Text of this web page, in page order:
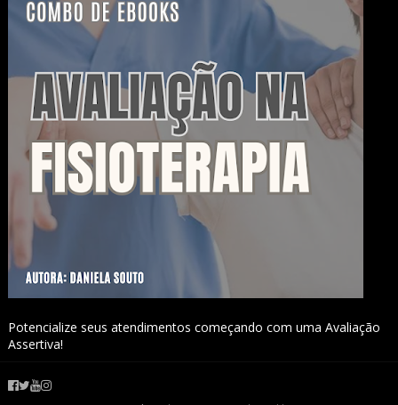
Potencialize seus atendimentos começando com uma Avaliação
Assertiva!